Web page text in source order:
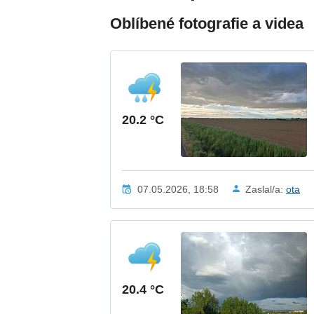
Oblíbené fotografie a videa
20.2 °C
07.05.2026, 18:58 Zaslal/a:ota
20.4 °C